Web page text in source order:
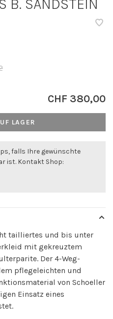
B. SANDSTEIN
CHF 380,00
LAGER
falls Ihre gewünschte
ist. Kontakt Shop:
tailliertes und bis unter
mit gekreuztem
Der 4-Weg-
pflegeleichten und
von Schoeller
Einsatz eines